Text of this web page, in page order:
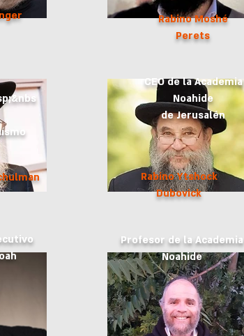
Rabino Moshé
Perets
CEO de la Academia
Noahide
de Jerusalén
Profesor de la Academia
Noahide
Rabino Ytshock
Dubovick